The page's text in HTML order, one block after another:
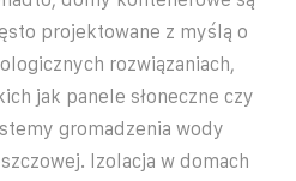
projektowane z myślą o
rozwiązaniach,
jak panele słoneczne czy
gromadzenia wody
Izolacja w domach